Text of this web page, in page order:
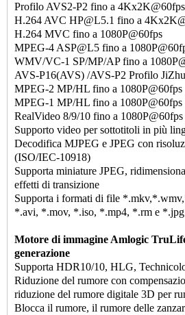
Profilo AVS2-P2 fino a 4Kx2K@60fps
H.264 AVC HP@L5.1 fino a
H.264 MVC fino a 1080P@60fps
MPEG-4 ASP@L5 fino a
WMV/VC-1 SP/MP/AP fino a
AVS-P16(AVS) /AVS-P2 Profilo
MPEG-2 MP/HL fino a
MPEG-1 MP/HL fino a 1080P@60fps
RealVideo 8/9/10 fino a 1080P@60fps
Supporto video per sottotitoli in più
Decodifica MJPEG e JPEG con
(ISO/IEC-10918)
Supporta miniature JPEG,
effetti di transizione
Supporta i formati di file
*.avi, *.mov, *.iso, *.mp4, *.rm e *.jpg
Motore di immagine Amlogic
generazione
Supporta HDR10/10, HLG,
Riduzione del rumore con
riduzione del rumore digitale 3D per
Blocca il rumore, il rumore delle